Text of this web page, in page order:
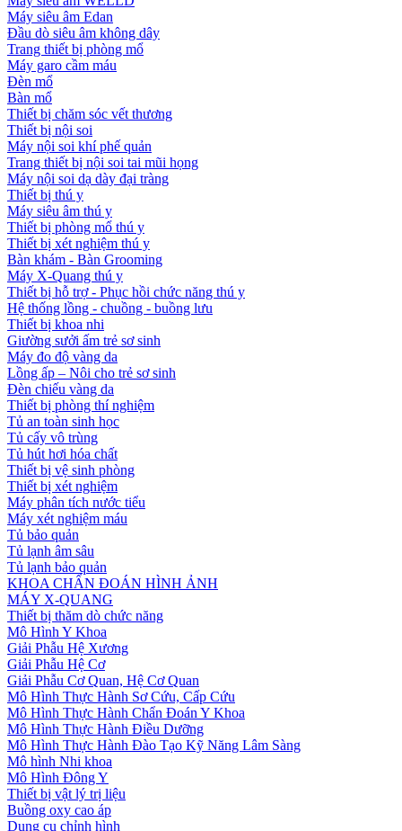
Máy siêu âm Edan
Đầu dò siêu âm không dây
Trang thiết bị phòng mổ
Máy garo cầm máu
Đèn mổ
Bàn mổ
Thiết bị chăm sóc vết thương
Thiết bị nội soi
Máy nội soi khí phế quản
Trang thiết bị nội soi tai mũi họng
Máy nội soi dạ dày đại tràng
Thiết bị thú y
Máy siêu âm thú y
Thiết bị phòng mổ thú y
Thiết bị xét nghiệm thú y
Bàn khám - Bàn Grooming
Máy X-Quang thú y
Thiết bị hỗ trợ - Phục hồi chức năng thú y
Hệ thống lồng - chuồng - buồng lưu
Thiết bị khoa nhi
Giường sưởi ấm trẻ sơ sinh
Máy đo độ vàng da
Lồng ấp – Nôi cho trẻ sơ sinh
Đèn chiếu vàng da
Thiết bị phòng thí nghiệm
Tủ an toàn sinh học
Tủ cấy vô trùng
Tủ hút hơi hóa chất
Thiết bị vệ sinh phòng
Thiết bị xét nghiệm
Máy phân tích nước tiểu
Máy xét nghiệm máu
Tủ bảo quản
Tủ lạnh âm sâu
Tủ lạnh bảo quản
KHOA CHẨN ĐOÁN HÌNH ẢNH
MÁY X-QUANG
Thiết bị thăm dò chức năng
Mô Hình Y Khoa
Giải Phẫu Hệ Xương
Giải Phẫu Hệ Cơ
Giải Phẫu Cơ Quan, Hệ Cơ Quan
Mô Hình Thực Hành Sơ Cứu, Cấp Cứu
Mô Hình Thực Hành Chẩn Đoán Y Khoa
Mô Hình Thực Hành Điều Dưỡng
Mô Hình Thực Hành Đào Tạo Kỹ Năng Lâm Sàng
Mô hình Nhi khoa
Mô Hình Đông Y
Thiết bị vật lý trị liệu
Buồng oxy cao áp
Dụng cụ chỉnh hình